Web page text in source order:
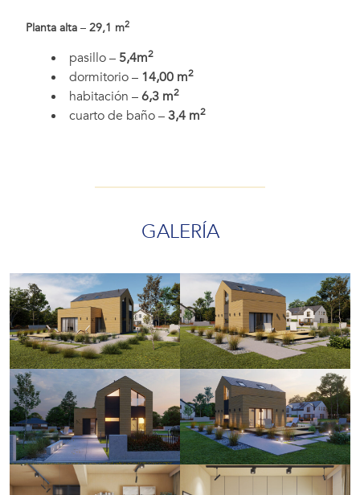
Planta alta – 29,1 m2
pasillo – 5,4m2
dormitorio – 14,00 m2
habitación –6,3 m2
cuarto de baño –3,4 m2
GALERÍA